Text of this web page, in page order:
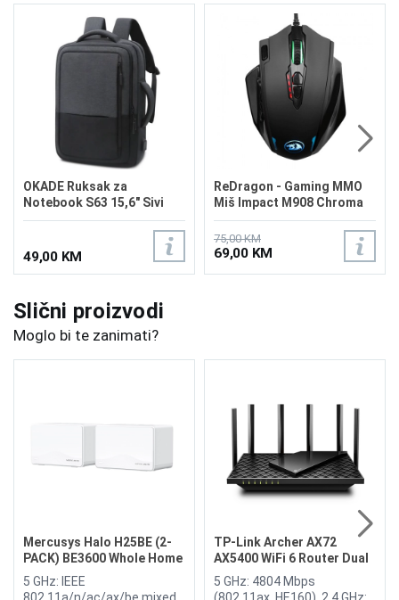
OKADE Ruksak za
Notebook S63 15,6" Sivi
49,00 KM
ReDragon - Gaming MMO
Miš Impact M908 Chroma
75,00 KM
69,00 KM
Slični proizvodi
Moglo bi te zanimati?
Mercusys Halo H25BE (2-
PACK) BE3600 Whole Home
Mesh Wi-Fi 7 System
5 GHz: IEEE
802.11a/n/ac/ax/be mixed,
TP-Link Archer AX72
AX5400 WiFi 6 Router Dual
Band
5 GHz: 4804 Mbps
(802.11ax, HE160), 2.4 GHz: